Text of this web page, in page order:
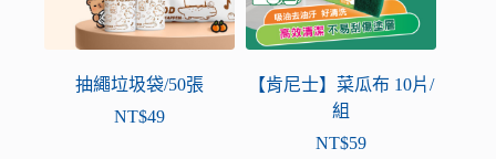
抽繩垃圾袋/50張
NT$49
【肯尼士】菜瓜布 10片/
組
NT$59